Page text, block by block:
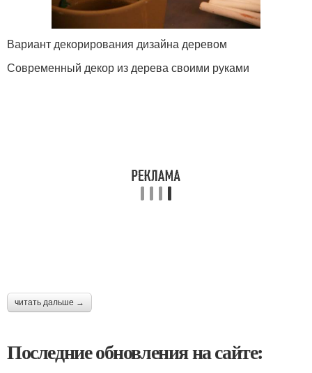
Вариант декорирования дизайна деревом
Современный декор из дерева своими руками
читать дальше →
Последние обновления на сайте: